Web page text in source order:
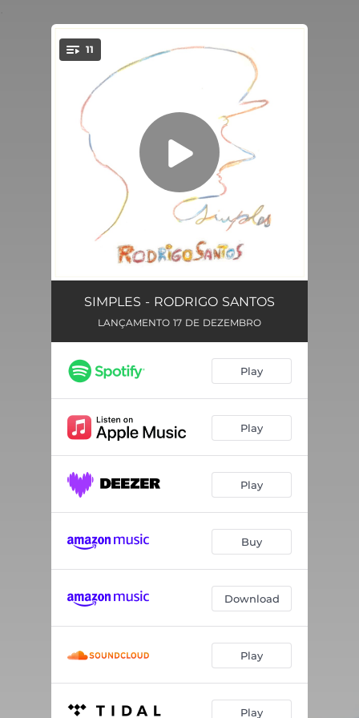
You're all set!
11
Trem Bala 03:06
Sem Você
Nunca Desista do Seu Amor 04:14
32 Segundos 04:02
Um Pouco Mais de Calma 03:24
Juntos de Novo (Na Madrugada)
O Meu Juízo 03:12
02:56
03:00
SIMPLES - RODRIGO SANTOS
LANÇAMENTO 17 DE DEZEMBRO
Play
Play
Play
Buy
Download
Play
Play